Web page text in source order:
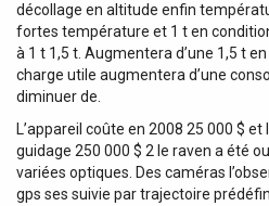
décollage en altitude enfin
fortes température et 1 t en
à 1 t 1,5 t. Augmentera d’une 1,5 t
charge utile augmentera d’une
diminuer de.
L’appareil coûte en 2008 25 000 $
guidage 250 000 $ 2 le raven a été
variées optiques. Des caméras
gps ses suivie par trajectoire